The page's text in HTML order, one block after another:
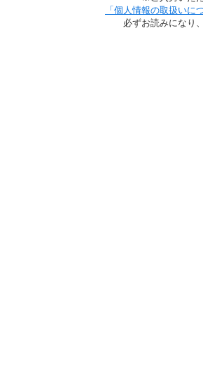
「個人情報の取扱いに
必ずお読みになり